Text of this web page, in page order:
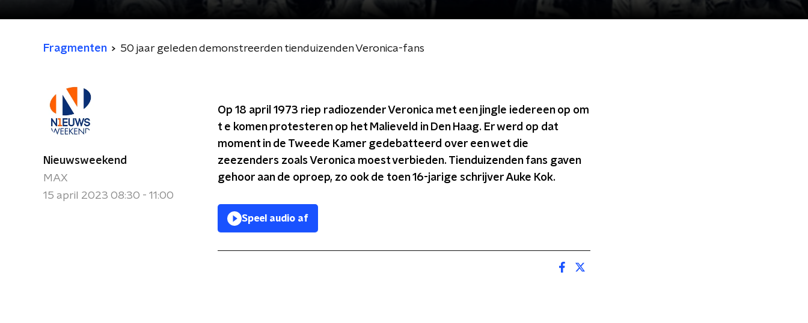
Fragmenten 50 jaar geleden demonstreerden tienduizenden Veronica-fans
Nieuwsweekend
MAX
15 april 2023 08:30 - 11:00
Op 18 april 1973 riep radiozender Veronica met een jingle iedereen op om
t e komen protesteren op het Malieveld in Den Haag. Er werd op dat
moment in de Tweede Kamer gedebatteerd over een wet die
zeezenders zoals Veronica moest verbieden. Tienduizenden fans gaven
gehoor aan de oproep, zo ook de toen 16-jarige schrijver Auke Kok.
Speel audio af